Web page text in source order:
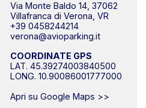
Via Monte Baldo 14, 37062
Villafranca di Verona, VR
+39 0458244214
verona@avioparking.it
COORDINATE GPS
LAT. 45.39274003840500
LONG. 10.90086001777000
Apri su Google Maps >>